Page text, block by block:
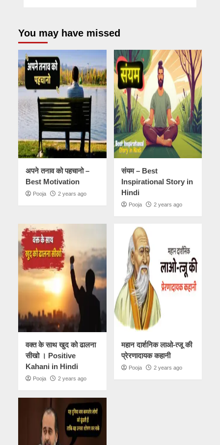
You may have missed
अपने तनाव को पहचानो –
Best Motivation
Pooja 2 years ago
संयम – Best
Inspirational Story in
Hindi
Pooja 2 years ago
वक्त के साथ खुद को ढालना
सीखो । Positive
Kahani in Hindi
Pooja 2 years ago
महान दार्शनिक लाओ-त्जू की
प्रेरणादायक कहानी
Pooja 2 years ago